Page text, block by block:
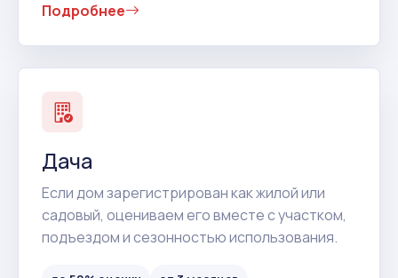
Подробнее
Дача
Если дом зарегистрирован как жилой или
садовый, оцениваем его вместе с участком,
подъездом и сезонностью использования.